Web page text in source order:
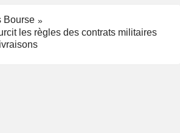
Bourse
les règles des contrats militaires